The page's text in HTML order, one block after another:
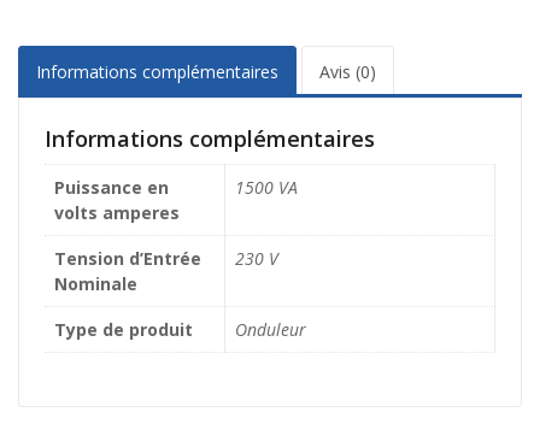
Informations complémentaires Avis (0)
Informations complémentaires
Puissance en
volts amperes
1500 VA
Tension d’Entrée
Nominale
230 V
Type de produit Onduleur